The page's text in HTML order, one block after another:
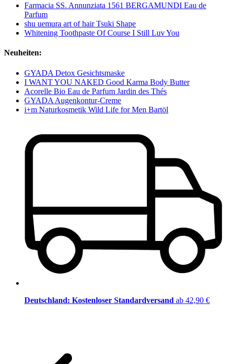
Farmacia SS. Annunziata 1561 BERGAMUNDI Eau de
Parfum
shu uemura art of hair Tsuki Shape
Whitening Toothpaste Of Course I Still Luv You
Neuheiten:
GYADA Detox Gesichtsmaske
I WANT YOU NAKED Good Karma Body Butter
Acorelle Bio Eau de Parfum Jardin des Thés
GYADA Augenkontur-Creme
i+m Naturkosmetik Wild Life for Men Bartöl
Deutschland: Kostenloser Standardversand ab 42,90 €